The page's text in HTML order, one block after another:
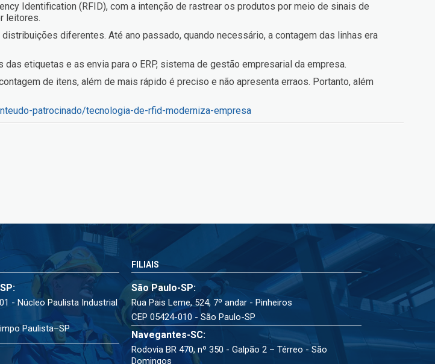
Identification (RFID), com a intenção de rastrear os produtos por meio de sinais de
leitores.
diferentes. Até ano passado, quando necessário, a contagem das linhas era
etiquetas e as envia para o ERP, sistema de gestão empresarial da empresa.
de itens, além de mais rápido é preciso e não apresenta erraos. Portanto, além
patrocinado/tecnologia-de-rfid-moderniza-empresa
- Núcleo Paulista Industrial
Paulista–SP
FILIAIS
São Paulo-SP:
Rua Pais Leme, 524, 7º andar - Pinheiros
CEP 05424-010 - São Paulo-SP
Navegantes-SC:
Rodovia BR 470, nº 350 - Galpão 2 – Térreo - São
Domingos